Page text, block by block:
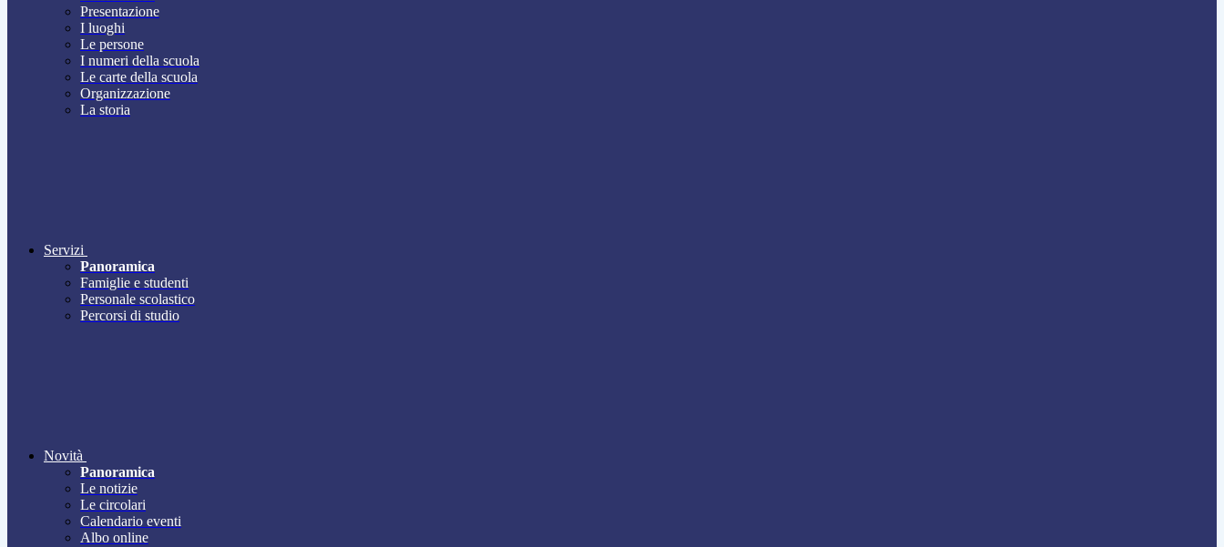
Presentazione
I luoghi
Le persone
I numeri della scuola
Le carte della scuola
Organizzazione
La storia
Servizi
Panoramica
Famiglie e studenti
Personale scolastico
Percorsi di studio
Novità
Panoramica
Le notizie
Le circolari
Calendario eventi
Albo online